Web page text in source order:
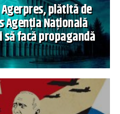
plătită de
Agenția Națională
facă propagandă